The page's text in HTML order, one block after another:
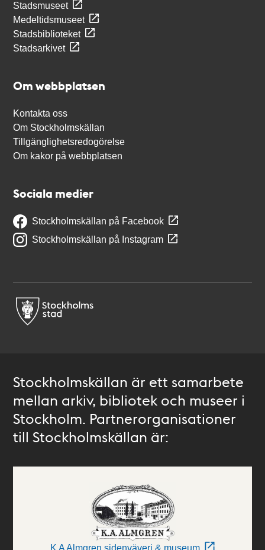
Stadsmuseet
Medeltidsmuseet
Stadsbiblioteket
Stadsarkivet
Om webbplatsen
Kontakta oss
Om Stockholmskällan
Tillgänglighetsredogörelse
Om kakor på webbplatsen
Sociala medier
Stockholmskällan på Facebook
Stockholmskällan på Instagram
Stockholmskällan är ett samarbete
mellan arkiv, bibliotek och museer i
Stockholm. Partnerorganisationer
till Stockholmskällan är:
K A Almgren sidenväveri & museum